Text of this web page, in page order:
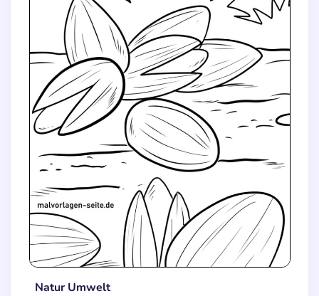
Natur Umwelt